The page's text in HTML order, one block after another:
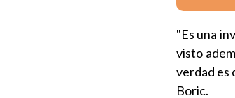
"Es una
visto
verdad es
Boric.